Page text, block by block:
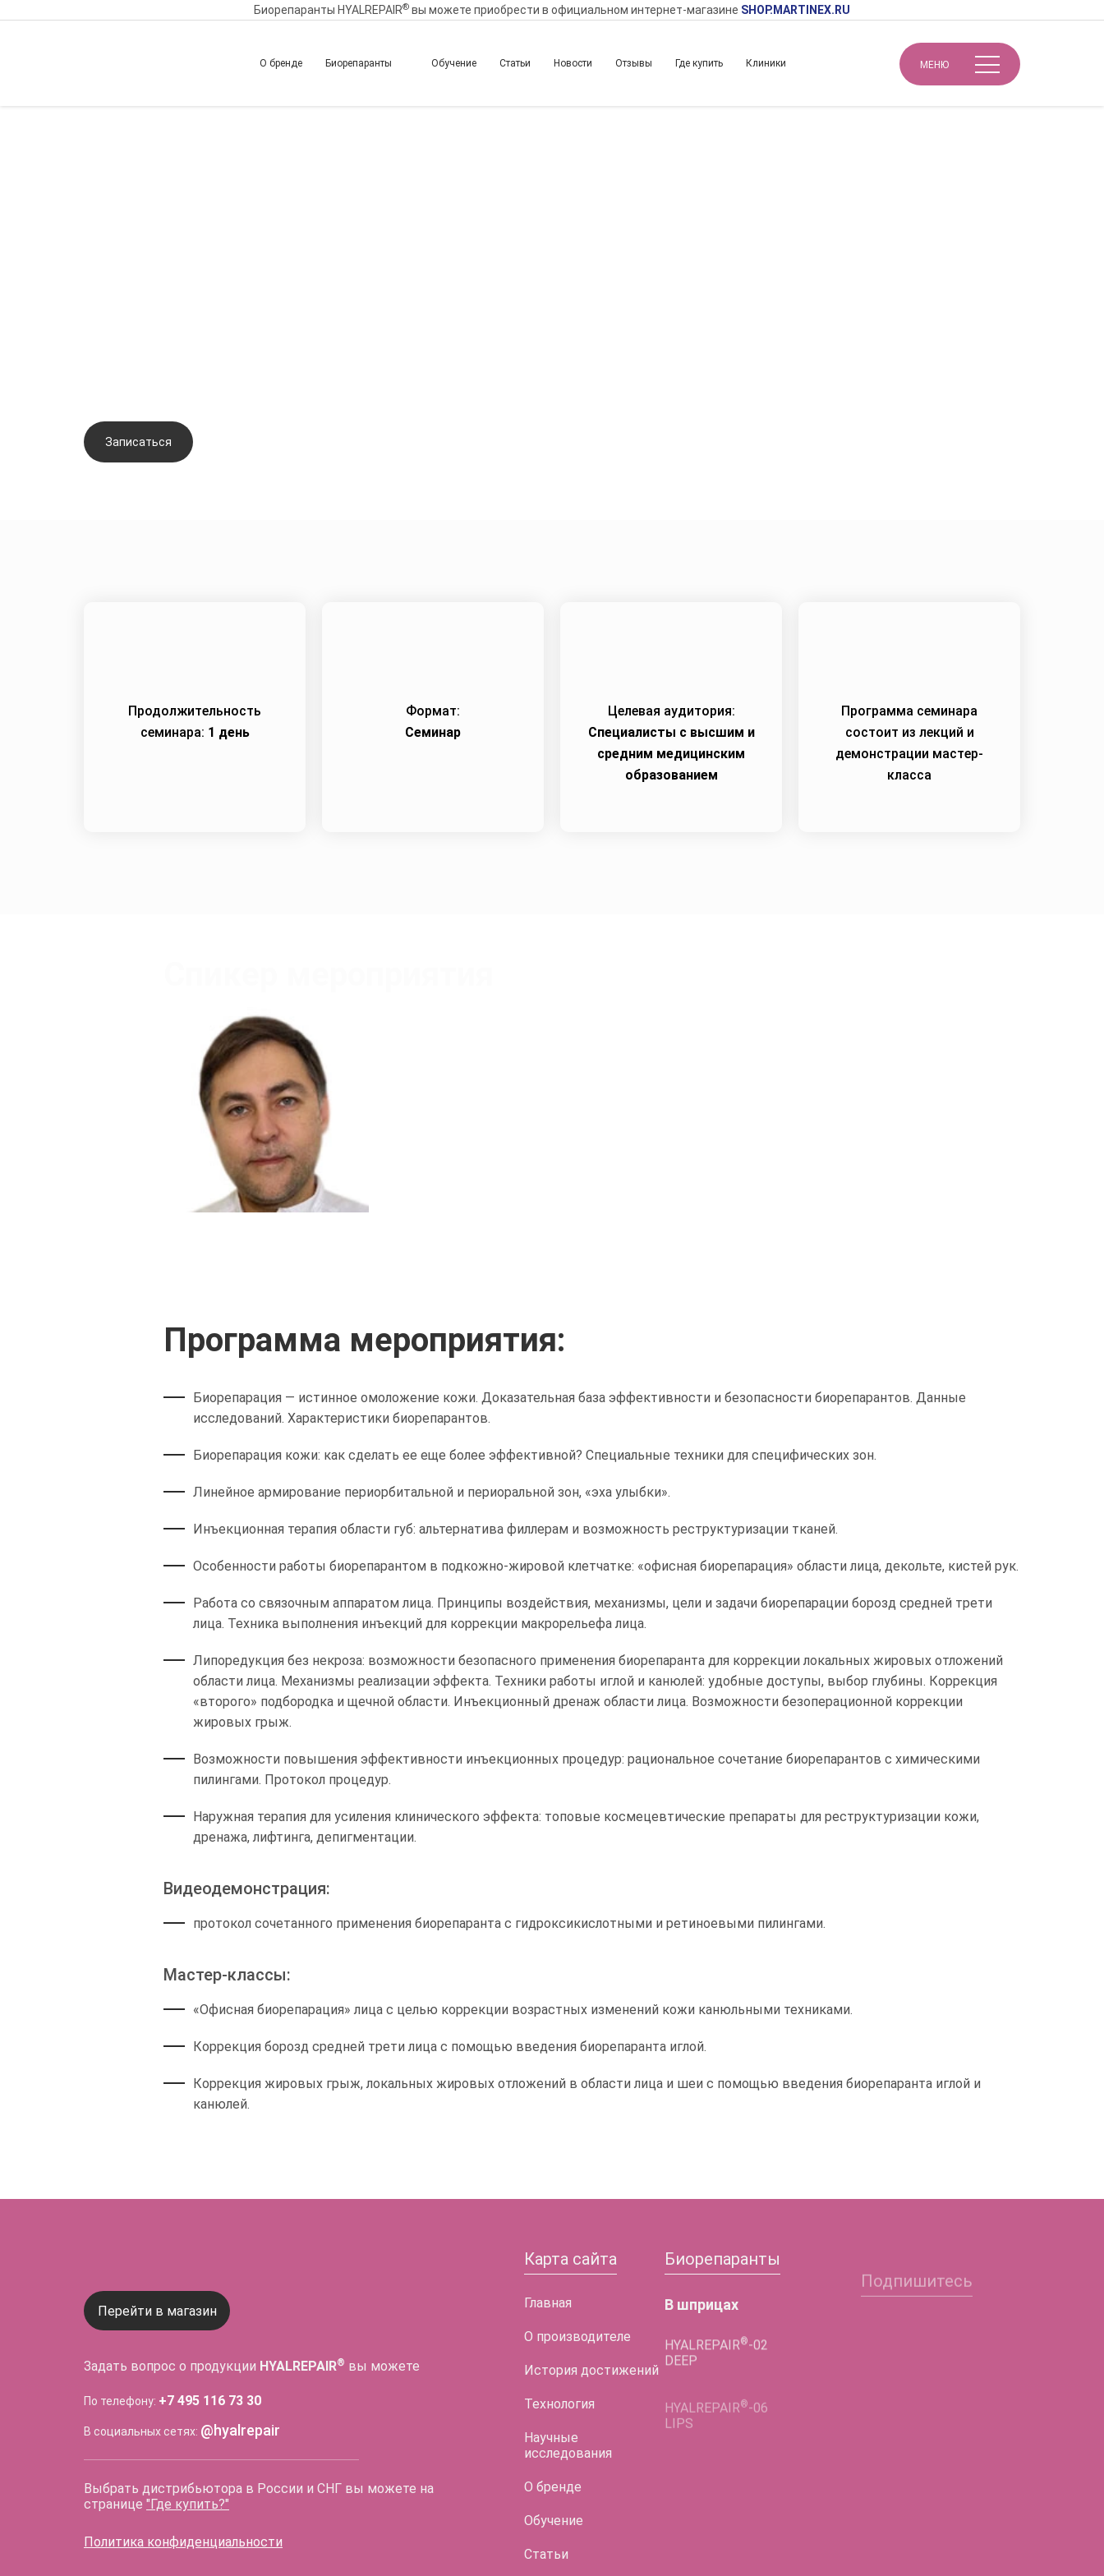
Биорепаранты HYALREPAIR® вы можете приобрести в официальном интернет-магазине SHOP.MARTINEX.RU
О бренде Биорепаранты Обучение Статьи Новости Отзывы Где купить Клиники МЕНЮ
Записаться
Продолжительность
семинара: 1 день
Формат:
Семинар
Целевая аудитория:
Специалисты с высшим и
средним медицинским
образованием
Программа семинара
состоит из лекций и
демонстрации мастер-
класса
Программа мероприятия:
Биорепарация — истинное омоложение кожи. Доказательная база эффективности и безопасности биорепарантов. Данные
исследований. Характеристики биорепарантов.
Биорепарация кожи: как сделать ее еще более эффективной? Специальные техники для специфических зон.
Линейное армирование периорбитальной и периоральной зон, «эха улыбки».
Инъекционная терапия области губ: альтернатива филлерам и возможность реструктуризации тканей.
Особенности работы биорепарантом в подкожно-жировой клетчатке: «офисная биорепарация» области лица, декольте, кистей рук.
Работа со связочным аппаратом лица. Принципы воздействия, механизмы, цели и задачи биорепарации борозд средней трети
лица. Техника выполнения инъекций для коррекции макрорельефа лица.
Липоредукция без некроза: возможности безопасного применения биорепаранта для коррекции локальных жировых отложений
области лица. Механизмы реализации эффекта. Техники работы иглой и канюлей: удобные доступы, выбор глубины. Коррекция
«второго» подбородка и щечной области. Инъекционный дренаж области лица. Возможности безоперационной коррекции
жировых грыж.
Возможности повышения эффективности инъекционных процедур: рациональное сочетание биорепарантов с химическими
пилингами. Протокол процедур.
Наружная терапия для усиления клинического эффекта: топовые космецевтические препараты для реструктуризации кожи,
дренажа, лифтинга, депигментации.
Видеодемонстрация:
протокол сочетанного применения биорепаранта с гидроксикислотными и ретиноевыми пилингами.
Мастер-классы:
«Офисная биорепарация» лица с целью коррекции возрастных изменений кожи канюльными техниками.
Коррекция борозд средней трети лица с помощью введения биорепаранта иглой.
Коррекция жировых грыж, локальных жировых отложений в области лица и шеи с помощью введения биорепаранта иглой и
канюлей.
Перейти в магазин
Задать вопрос о продукции HYALREPAIR® вы можете
По телефону: +7 495 116 73 30
В социальных сетях: @hyalrepair
Выбрать дистрибьютора в России и СНГ вы можете на
странице "Где купить?"
Политика конфиденциальности
Карта сайта
Главная
О производителе
История достижений
Технология
Научные
исследования
О бренде
Обучение
Статьи
Биорепаранты
В шприцах
HYALREPAIR
-02
DEEP
LIPS